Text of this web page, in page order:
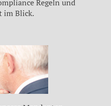
Regeln und
im Blick.